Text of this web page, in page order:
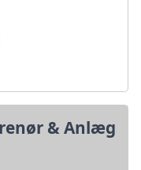
& Anlæg